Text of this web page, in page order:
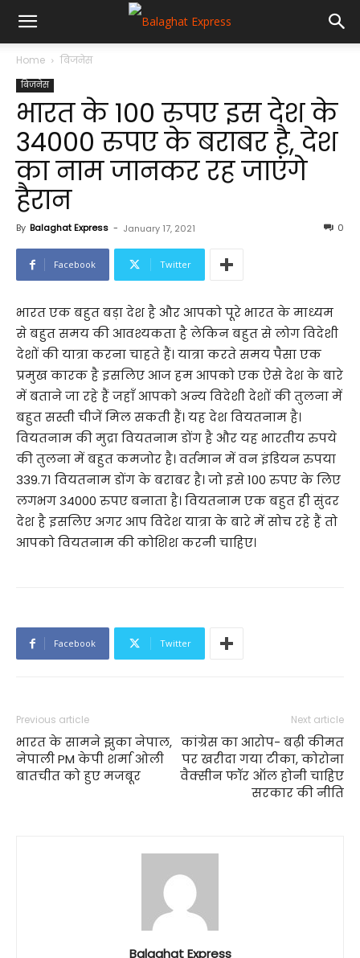
Home बिजनेस
बिजनेस
भारत के 100 रुपए इस देश के
34000 रुपए के बराबर है, देश
का नाम जानकर रह जाएंगे
हैरान
By Balaghat Express - January 17, 2021 0
Facebook Twitter
भारत एक बहुत बड़ा देश है और आपको पूरे भारत के माध्यम
से बहुत समय की आवश्यकता है लेकिन बहुत से लोग विदेशी
देशों की यात्रा करना चाहते हैं। यात्रा करते समय पैसा एक
प्रमुख कारक है इसलिए आज हम आपको एक ऐसे देश के बारे
में बताने जा रहे हैं जहाँ आपको अन्य विदेशी देशों की तुलना में
बहुत सस्ती चीजें मिल सकती हैं। यह देश वियतनाम है।
वियतनाम की मुद्रा वियतनाम डोंग है और यह भारतीय रुपये
की तुलना में बहुत कमजोर है। वर्तमान में वन इंडियन रुपया
339.71 वियतनाम डोंग के बराबर है। जो इसे 100 रुपए के लिए
लगभग 34000 रुपए बनाता है। वियतनाम एक बहुत ही सुंदर
देश है इसलिए अगर आप विदेश यात्रा के बारे में सोच रहे हैं तो
आपको वियतनाम की कोशिश करनी चाहिए।
Facebook Twitter
Previous article
भारत के सामने झुका नेपाल,
नेपाली PM केपी शर्मा ओली
बातचीत को हुए मजबूर
Next article
कांग्रेस का आरोप- बढ़ी कीमत
पर खरीदा गया टीका, कोरोना
वैक्सीन फॉर ऑल होनी चाहिए
सरकार की नीति
Balaghat Express